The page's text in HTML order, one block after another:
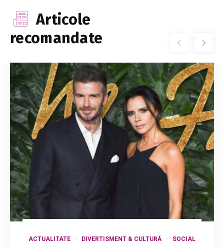
Articole
recomandate
ACTUALITATE DIVERTISMENT & CULTURĂ SOCIAL